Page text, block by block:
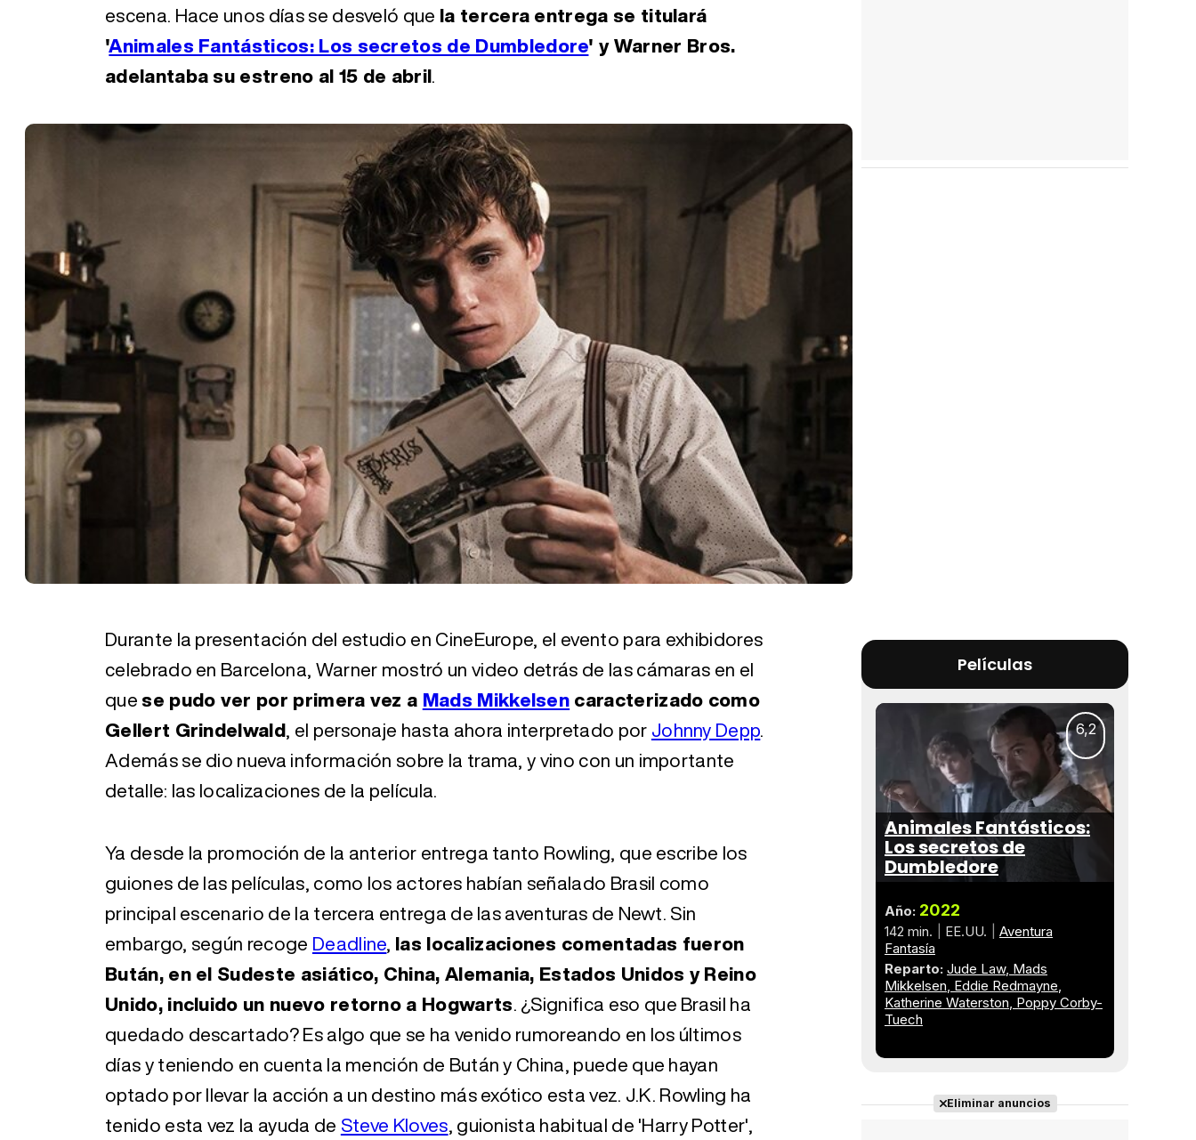
escena. Hace unos días se desveló que la tercera entrega se titulará
'Animales Fantásticos: Los secretos de Dumbledore' y Warner Bros.
adelantaba su estreno al 15 de abril.
Durante la presentación del estudio en CineEurope, el evento para exhibidores
celebrado en Barcelona, Warner mostró un video detrás de las cámaras en el
quese pudo ver por primera vez a Mads Mikkelsencaracterizado como
Gellert Grindelwald, el personaje hasta ahora interpretado porJohnny Depp.
Además se dio nueva información sobre la trama, y vino con un importante
detalle: las localizaciones de la película.
Ya desde la promoción de la anterior entrega tanto Rowling, que escribe los
guiones de las películas, como los actores habían señalado Brasil como
principal escenario de la tercera entrega de las aventuras de Newt. Sin
embargo, según recoge Deadline, las localizaciones comentadas fueron
Bután, en el Sudeste asiático, China, Alemania, Estados Unidos y Reino
Unido, incluido un nuevo retorno a Hogwarts. ¿Significa eso que Brasil ha
quedado descartado? Es algo que se ha venido rumoreando en los últimos
días y teniendo en cuenta la mención de Bután y China, puede que hayan
optado por llevar la acción a un destino más exótico esta vez. J.K. Rowling ha
tenido esta vez la ayuda de Steve Kloves, guionista habitual de 'Harry Potter',
Películas
6,2
Animales Fantásticos:
Los secretos de
Dumbledore
Año: 2022
142 min. EE.UU.
Aventura
Fantasía
Reparto: Jude Law Mads
Mikkelsen Eddie Redmayne
Katherine Waterston Poppy Corby-
Tuech
Eliminar anuncios